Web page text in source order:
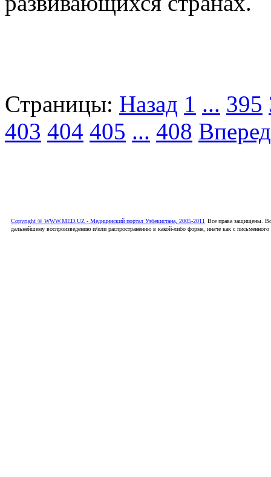
Страницы: Назад 1 ... 395
403 404 405 ... 408 Вперед
Copyright © WWW.MED.UZ - Медицинский портал Узбекистана, 2005-2011 Все права защищены.
дальнейшему воспроизведению и/или распространению в какой-либо форме, иначе как с